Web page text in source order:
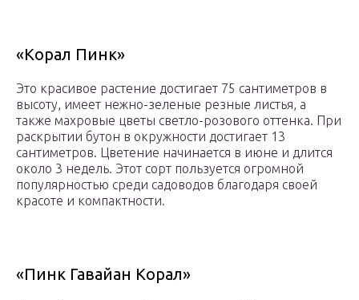
«Корал Пинк»
Это красивое растение достигает 75 сантиметров в
высоту, имеет нежно-зеленые резные листья, а
также махровые цветы светло-розового оттенка. При
раскрытии бутон в окружности достигает 13
сантиметров. Цветение начинается в июне и длится
около 3 недель. Этот сорт пользуется огромной
популярностью среди садоводов благодаря своей
красоте и компактности.
«Пинк Гавайан Корал»